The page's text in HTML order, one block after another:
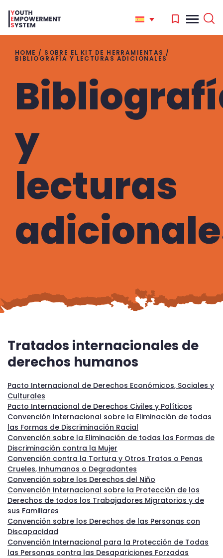
HOME / SOBRE EL KIT DE HERRAMIENTAS /
BIBLIOGRAFÍA Y LECTURAS ADICIONALES
y
lecturas
Tratados internacionales de
derechos humanos
Pacto Internacional de Derechos Económicos, Sociales y
Culturales
Pacto Internacional de Derechos Civiles y Políticos
Convención Internacional sobre la Eliminación de todas
las Formas de Discriminación Racial
Convención sobre la Eliminación de todas las Formas de
Discriminación contra la Mujer
Convención contra la Tortura y Otros Tratos o Penas
Crueles, Inhumanos o Degradantes
Convención sobre los Derechos del Niño
Convención Internacional sobre la Protección de los
Derechos de todos los Trabajadores Migratorios y de
sus Familiares
Convención sobre los Derechos de las Personas con
Discapacidad
Convención Internacional para la Protección de Todas
las Personas contra las Desapariciones Forzadas
Search